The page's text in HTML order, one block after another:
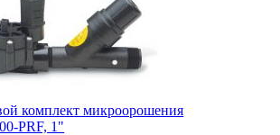
комплект микроорошения
PRF, 1"